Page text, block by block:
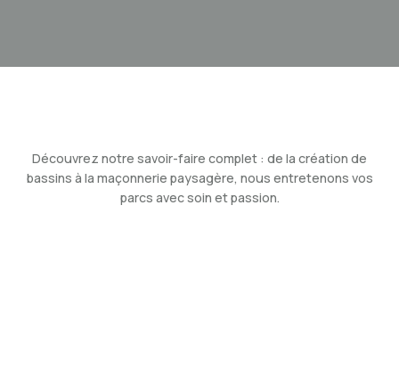
Découvrez notre savoir-faire complet : de la création de
bassins à la maçonnerie paysagère, nous entretenons vos
parcs avec soin et passion.